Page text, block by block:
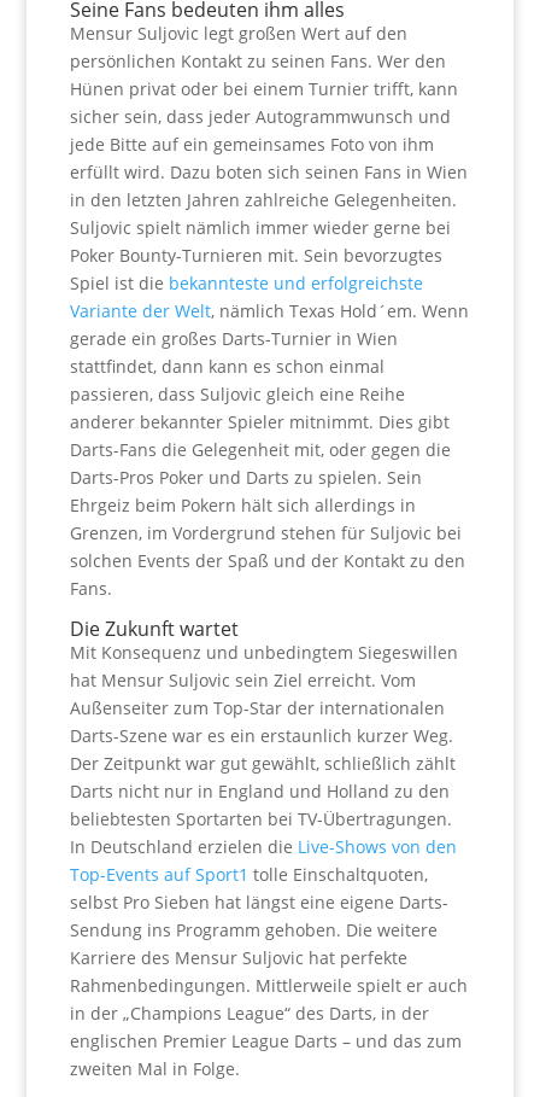
Seine Fans bedeuten ihm alles
Mensur Suljovic legt großen Wert auf den
persönlichen Kontakt zu seinen Fans. Wer den
Hünen privat oder bei einem Turnier trifft, kann
sicher sein, dass jeder Autogrammwunsch und
jede Bitte auf ein gemeinsames Foto von ihm
erfüllt wird. Dazu boten sich seinen Fans in Wien
in den letzten Jahren zahlreiche Gelegenheiten.
Suljovic spielt nämlich immer wieder gerne bei
Poker Bounty-Turnieren mit. Sein bevorzugtes
Spiel ist die bekannteste und erfolgreichste
Variante der Welt, nämlich Texas Hold´em. Wenn
gerade ein großes Darts-Turnier in Wien
stattfindet, dann kann es schon einmal
passieren, dass Suljovic gleich eine Reihe
anderer bekannter Spieler mitnimmt. Dies gibt
Darts-Fans die Gelegenheit mit, oder gegen die
Darts-Pros Poker und Darts zu spielen. Sein
Ehrgeiz beim Pokern hält sich allerdings in
Grenzen, im Vordergrund stehen für Suljovic bei
solchen Events der Spaß und der Kontakt zu den
Fans.
Die Zukunft wartet
Mit Konsequenz und unbedingtem Siegeswillen
hat Mensur Suljovic sein Ziel erreicht. Vom
Außenseiter zum Top-Star der internationalen
Darts-Szene war es ein erstaunlich kurzer Weg.
Der Zeitpunkt war gut gewählt, schließlich zählt
Darts nicht nur in England und Holland zu den
beliebtesten Sportarten bei TV-Übertragungen.
In Deutschland erzielen die Live-Shows von den
Top-Events auf Sport1 tolle Einschaltquoten,
selbst Pro Sieben hat längst eine eigene Darts-
Sendung ins Programm gehoben. Die weitere
Karriere des Mensur Suljovic hat perfekte
Rahmenbedingungen. Mittlerweile spielt er auch
in der „Champions League“ des Darts, in der
englischen Premier League Darts – und das zum
zweiten Mal in Folge.